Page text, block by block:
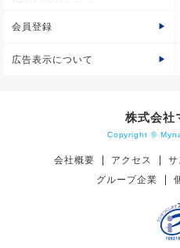
会員登録
広告表示について
株式会社
Copyright ©
会社概要 アクセス サ
グループ企業